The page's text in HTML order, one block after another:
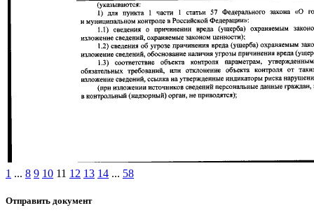
1 ... 8 9 10 11 12 13 14 ... 58
Отправить документ